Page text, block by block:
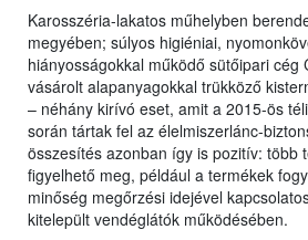
Karosszéria-lakatos műhelyben
megyében; súlyos higiéniai,
hiányosságokkal működő sütőipari cég
vásárolt alapanyagokkal trükköző
– néhány kirívó eset, amit a 2015-ös
során tártak fel az élelmiszerlánc-
összesítés azonban így is pozitív: több
figyelhető meg, például a termékek
minőség megőrzési idejével
kitelepült vendéglátók működésében.